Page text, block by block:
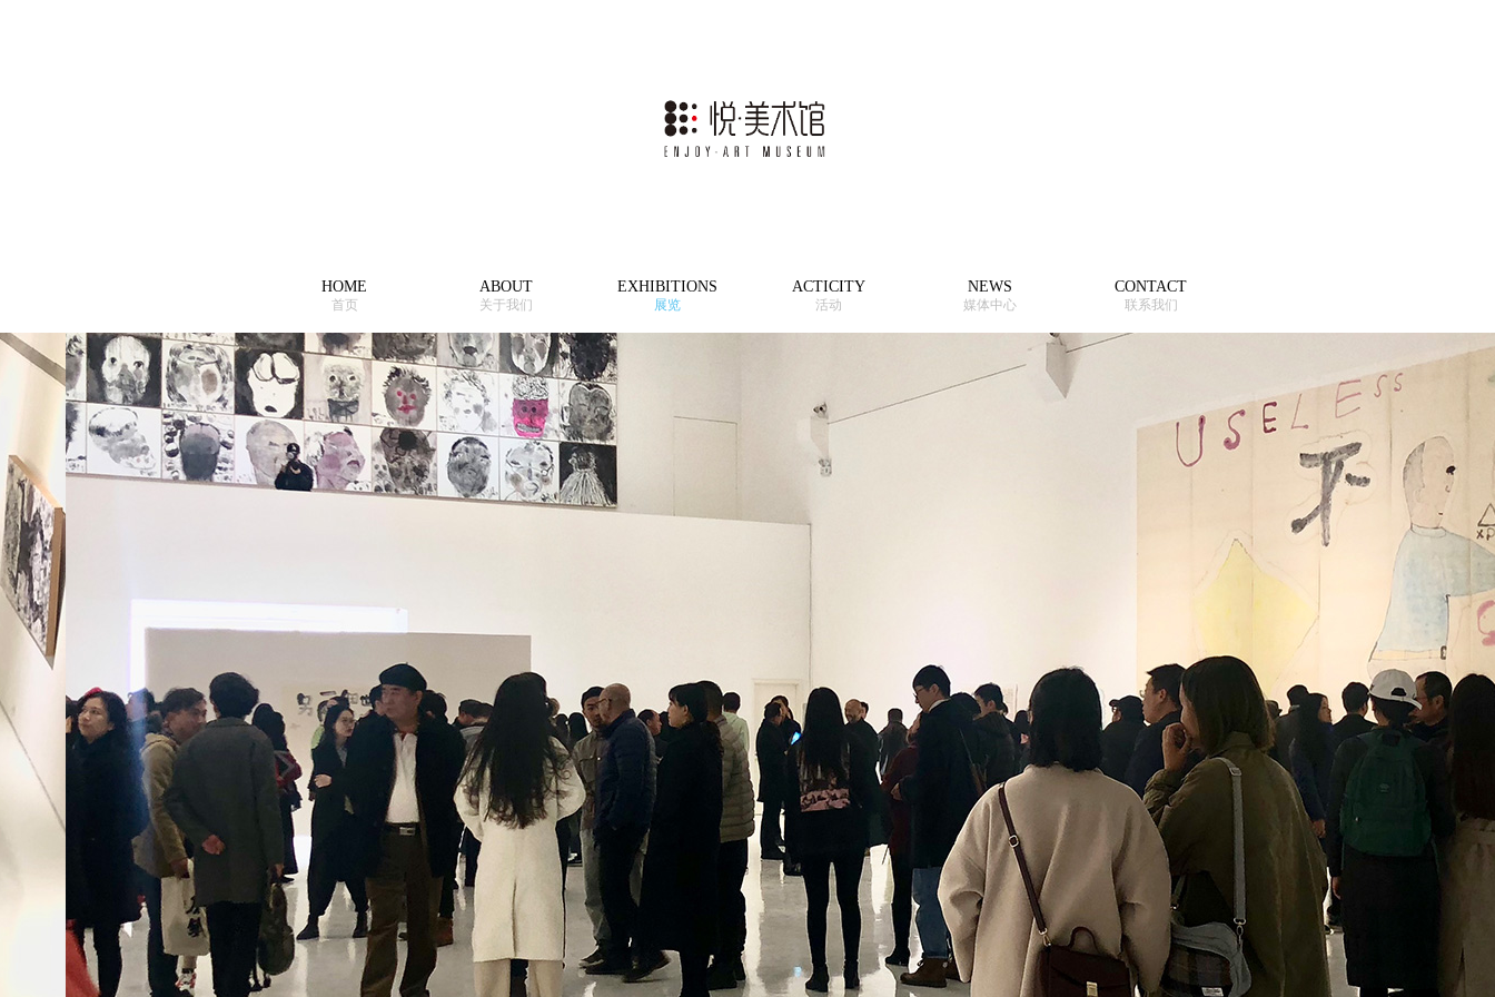
HOME
首页
ABOUT
关于我们
EXHIBITIONS
展览
ACTICITY
活动
NEWS
媒体中心
CONTACT
联系我们